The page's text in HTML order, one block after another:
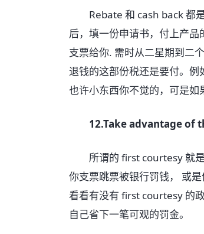
Rebate 和 cash back 都是
后，填一份申请书，付上产品
支票给你. 需时从二星期到二
退钱的这部份税还是要付。
也许小东西你不觉的，可是如
12.Take advantage of
所谓的 first courtesy 就是
你支票跳票被银行罚钱， 或
看看有没有 first courtesy 的
自己省下一笔可观的罚金。